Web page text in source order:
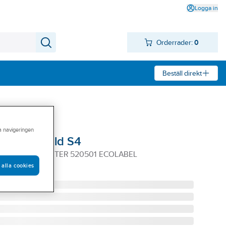
Logga in
Orderrader: 0
Beställ direkt
Mild S4
S4 MILD 1 LITER 520501 ECOLABEL
navigeringen
alla cookies